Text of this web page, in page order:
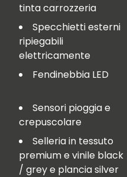
tinta carrozzeria
Specchietti esterni
ripiegabili
elettricamente
Fendinebbia LED
Sensori pioggia e
crepuscolare
Selleria in tessuto
premium e vinile black
/ grey e plancia silver